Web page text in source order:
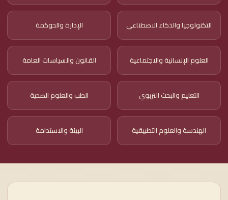
التكنولوجيا والذكاء الاصطناعي الإدارة والحوكمة
العلوم الإنسانية والاجتماعية القانون والسياسات العامة
التعليم والبحث التربوي الطب والعلوم الصحية
الهندسة والعلوم التطبيقية البيئة والاستدامة